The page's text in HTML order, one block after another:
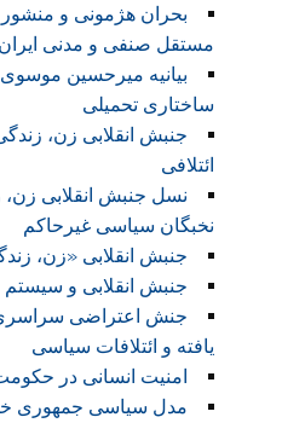
بحران هژمونی و
مستقل صنفی و مدنی ایران
بیانیه میرحسین
ساختاری تحمیلی
جنبش انقلابی زن،
ائتلافی
نسل جنبش انقلابی
نخبگان سیاسی غیرحاکم
جنبش انقلابی «زن،
جنبش انقلابی و
جنش اعتراضی سراسری
یافته و ائتلافات سیاسی
امنیت انسانی در
مدل سیاسی جمهوری